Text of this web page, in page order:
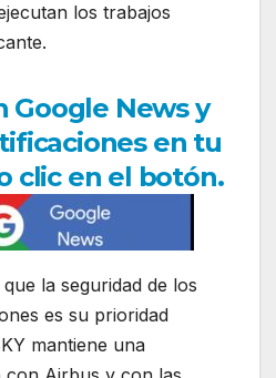
los trabajos
Google News y
en tu
clic en el botón.
la seguridad de los
es su prioridad
mantiene una